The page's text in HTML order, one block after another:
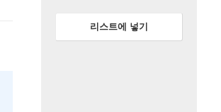
리스트에 넣기